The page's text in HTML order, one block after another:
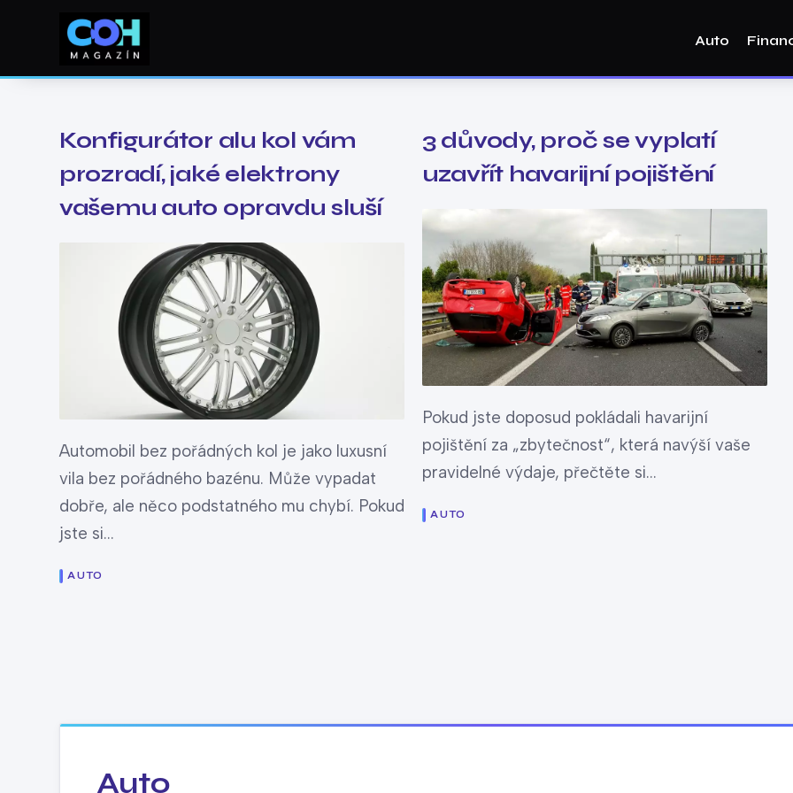
Auto
Konfigurátor alu kol vám
prozradí, jaké elektrony
vašemu auto opravdu sluší
Automobil bez pořádných kol je jako luxusní
vila bez pořádného bazénu. Může vypadat
dobře, ale něco podstatného mu chybí. Pokud
jste si...
AUTO
3 důvody, proč se vyplatí
uzavřít havarijní pojištění
Pokud jste doposud pokládali havarijní
pojištění za „zbytečnost“, která navýší vaše
pravidelné výdaje, přečtěte si...
AUTO
Auto